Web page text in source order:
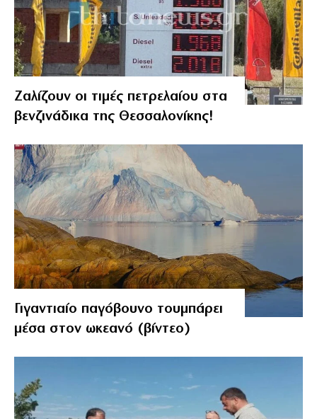
Ζαλίζουν οι τιμές πετρελαίου στα
βενζινάδικα της Θεσσαλονίκης!
Γιγαντιαίο παγόβουνο τουμπάρει
μέσα στον ωκεανό (βίντεο)